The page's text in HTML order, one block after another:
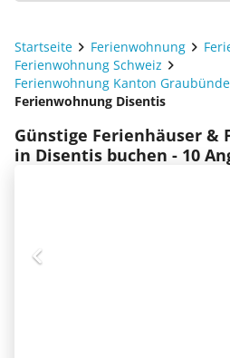
Startseite Ferienwohnung
Ferienwohnung Schweiz
Ferienwohnung Kanton
Ferienwohnung Disentis
Günstige Ferienhäuser &
in Disentis buchen - 10